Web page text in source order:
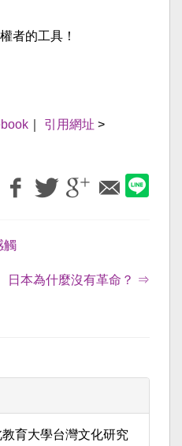
者的工具！
引用網址 >
觸
日本為什麼沒有革命？ ⇒
教育大學台灣文化研究